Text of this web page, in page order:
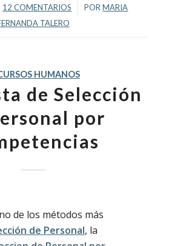
12 COMENTARIOS
/ PORMARIA
TALERO
HUMANOS
de Selección
por
de los métodos más
de Personal, la